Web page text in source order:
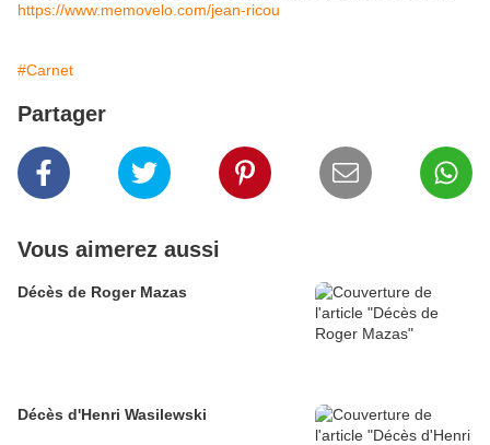
https://www.memovelo.com/jean-ricou
#Carnet
Partager
Vous aimerez aussi
Décès de Roger Mazas
Décès d'Henri Wasilewski